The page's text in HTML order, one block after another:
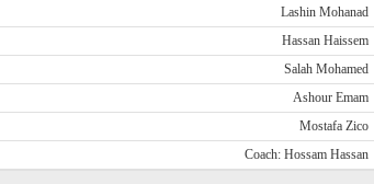
Lashin Mohanad
Hassan Haissem
Salah Mohamed
Ashour Emam
Mostafa Zico
Coach: Hossam Hassan